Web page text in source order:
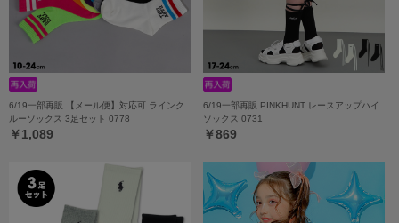
6/19一部再販 【メール便】対応可 ラインク
ルーソックス 3足セット 0778
￥1,089
6/19一部再販 PINKHUNT レースアップハイ
ソックス 0731
￥869